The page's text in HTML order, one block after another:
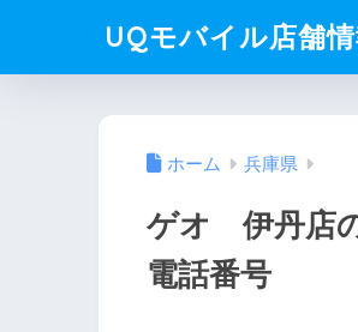
UQモバイル店舗
ホーム 兵庫県
ゲオ 伊丹店
電話番号